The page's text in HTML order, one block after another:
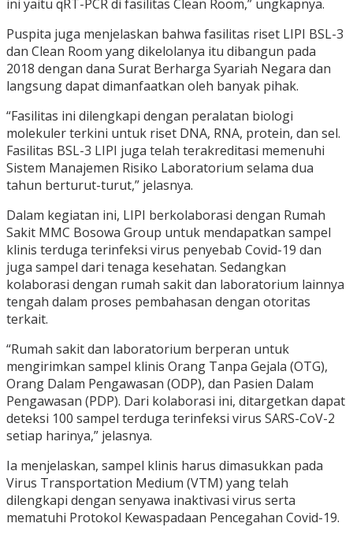
ini yaitu qRT-PCR di fasilitas Clean Room,” ungkapnya.
Puspita juga menjelaskan bahwa fasilitas riset LIPI BSL-3
dan Clean Room yang dikelolanya itu dibangun pada
2018 dengan dana Surat Berharga Syariah Negara dan
langsung dapat dimanfaatkan oleh banyak pihak.
“Fasilitas ini dilengkapi dengan peralatan biologi
molekuler terkini untuk riset DNA, RNA, protein, dan sel.
Fasilitas BSL-3 LIPI juga telah terakreditasi memenuhi
Sistem Manajemen Risiko Laboratorium selama dua
tahun berturut-turut,” jelasnya.
Dalam kegiatan ini, LIPI berkolaborasi dengan Rumah
Sakit MMC Bosowa Group untuk mendapatkan sampel
klinis terduga terinfeksi virus penyebab Covid-19 dan
juga sampel dari tenaga kesehatan. Sedangkan
kolaborasi dengan rumah sakit dan laboratorium lainnya
tengah dalam proses pembahasan dengan otoritas
terkait.
“Rumah sakit dan laboratorium berperan untuk
mengirimkan sampel klinis Orang Tanpa Gejala (OTG),
Orang Dalam Pengawasan (ODP), dan Pasien Dalam
Pengawasan (PDP). Dari kolaborasi ini, ditargetkan dapat
deteksi 100 sampel terduga terinfeksi virus SARS-CoV-2
setiap harinya,” jelasnya.
Ia menjelaskan, sampel klinis harus dimasukkan pada
Virus Transportation Medium (VTM) yang telah
dilengkapi dengan senyawa inaktivasi virus serta
mematuhi Protokol Kewaspadaan Pencegahan Covid-19.